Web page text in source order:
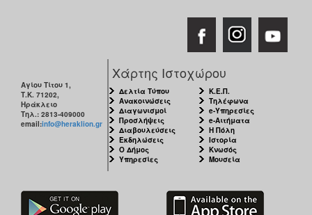
Αγίου Τίτου 1,
Τ.Κ. 71202,
Ηράκλειο
Τηλ.: 2813-409000
email:info@heraklion.gr
Χάρτης Ιστοχώρου
Δελτία Τύπου
Ανακοινώσεις
Διαγωνισμοί
Προσλήψεις
Διαβουλεύσεις
Εκδηλώσεις
Ο Δήμος
Υπηρεσίες
Κ.Ε.Π.
Τηλέφωνα
e-Υπηρεσίες
e-Αιτήματα
Η Πόλη
Ιστορία
Κνωσός
Μουσεία